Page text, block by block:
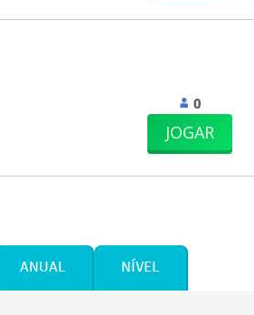
0
JOGAR
ANUAL NÍVEL